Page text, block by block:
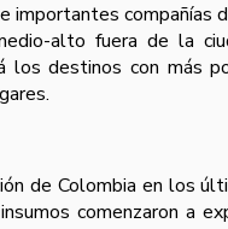
importantes compañí­as
alto fuera de la
los destinos con más
de Colombia en los
comenzaron a